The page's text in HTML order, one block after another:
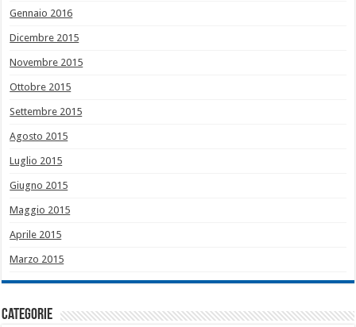
Gennaio 2016
Dicembre 2015
Novembre 2015
Ottobre 2015
Settembre 2015
Agosto 2015
Luglio 2015
Giugno 2015
Maggio 2015
Aprile 2015
Marzo 2015
Categorie